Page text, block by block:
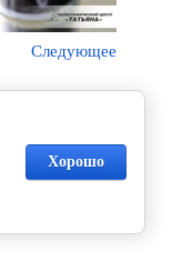
Следующее
Хорошо